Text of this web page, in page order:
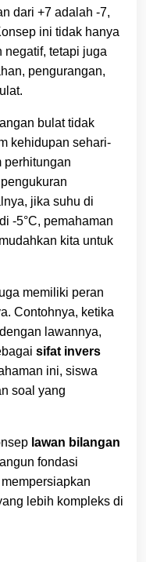
dari +7 adalah -7,
ini tidak hanya
negatif, tetapi juga
pengurangan,
bulat tidak
kehidupan sehari-
perhitungan
jika suhu di
-5°C, pemahaman
kita untuk
memiliki peran
Contohnya, ketika
lawannya,
sifat invers
ini, siswa
soal yang
lawan bilangan
fondasi
lebih kompleks di